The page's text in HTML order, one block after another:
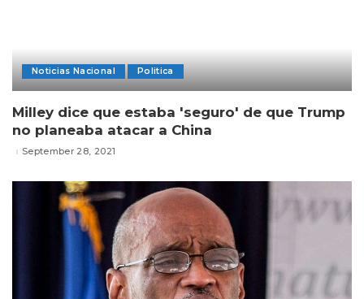
Noticias Nacional Politica
Milley dice que estaba 'seguro' de que Trump
no planeaba atacar a China
September 28, 2021